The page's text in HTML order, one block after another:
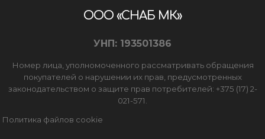
ООО «СНАБ МК»
УНП: 193501386
Номер лица, уполномоченного рассматривать обращения
покупателей о нарушении их прав, предусмотренных
законодательством о защите прав потребителей: +375 (17) 2-
021-571.
Политика файлов cookie